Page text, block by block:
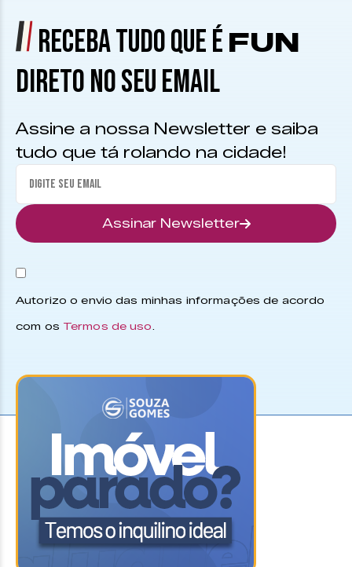
RECEBA TUDO QUE É FUN
DIRETO NO SEU EMAIL
Assine a nossa Newsletter e saiba
tudo que tá rolando na cidade!
Assinar Newsletter
Autorizo o envio das minhas informações de acordo
com os Termos de uso.